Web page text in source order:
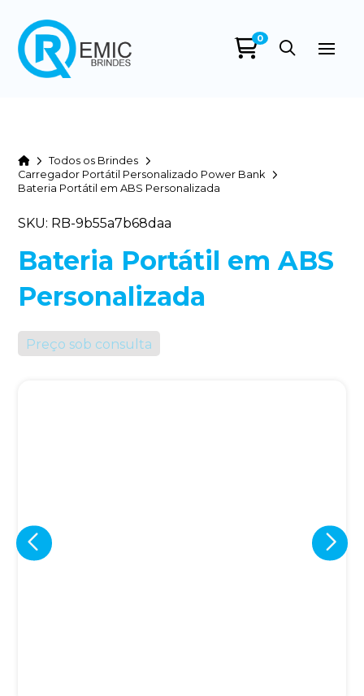
0
HomeTodos os Brindes
Carregador Portátil Personalizado Power Bank
Bateria Portátil em ABS Personalizada
SKU: RB-9b55a7b68daa
Bateria Portátil em ABS
Personalizada
Preço sob consulta